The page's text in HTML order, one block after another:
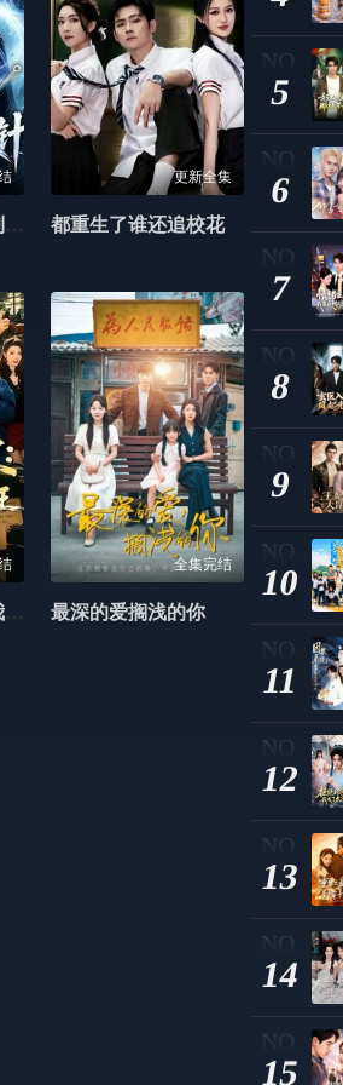
他们叫我废物，直到我亮出银针
更新全集
都重生了谁还追校花
重生九零，下岗后我成了箱包大王
全集完结
最深的爱搁浅的你
5
6
7
8
9
10
11
12
13
14
15